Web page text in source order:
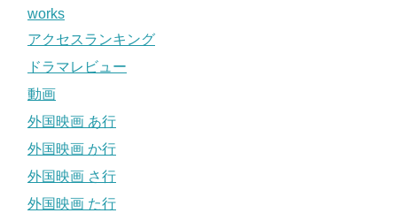
works
アクセスランキング
ドラマレビュー
動画
外国映画 あ行
外国映画 か行
外国映画 さ行
外国映画 た行